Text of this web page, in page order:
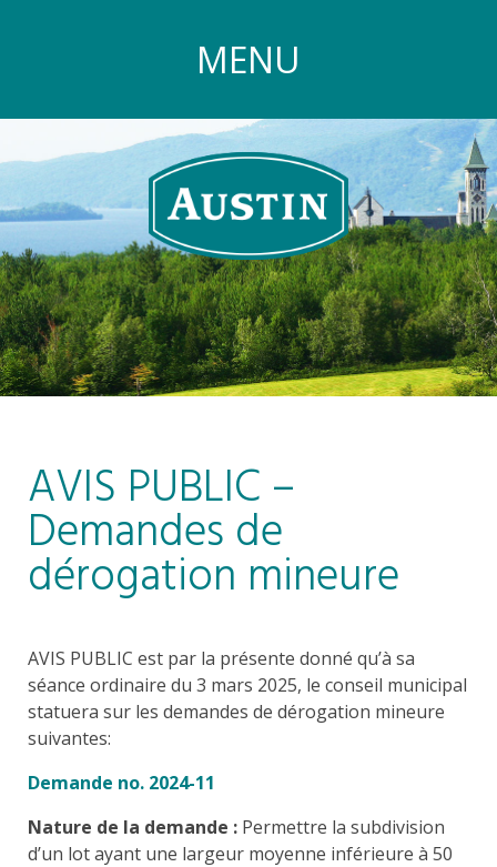
MENU
AVIS PUBLIC –
Demandes de
dérogation mineure
AVIS PUBLIC est par la présente donné qu’à sa
séance ordinaire du 3 mars 2025, le conseil municipal
statuera sur les demandes de dérogation mineure
suivantes:
Demande no. 2024-11
Nature de la demande : Permettre la subdivision
d’un lot ayant une largeur moyenne inférieure à 50